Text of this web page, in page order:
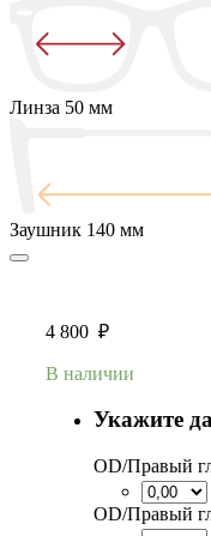
Линза 50 мм
Заушник 140 мм
4 800 ₽
В наличии
Укажите
OD/Правый
OD/Правый